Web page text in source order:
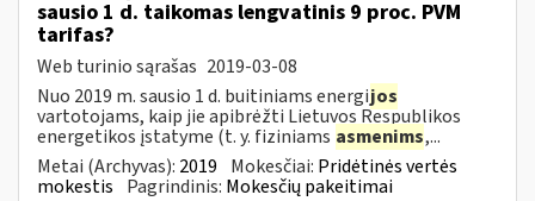
sausio 1 d. taikomas lengvatinis 9 proc. PVM
tarifas?
Web turinio sąrašas 2019-03-08
Nuo 2019 m. sausio 1 d. buitiniams energijos
vartotojams, kaip jie apibrėžti Lietuvos Respublikos
energetikos įstatyme (t. y. fiziniams asmenims,...
Metai (Archyvas): 2019 Mokesčiai: Pridėtinės vertės
mokestis Pagrindinis: Mokesčių pakeitimai